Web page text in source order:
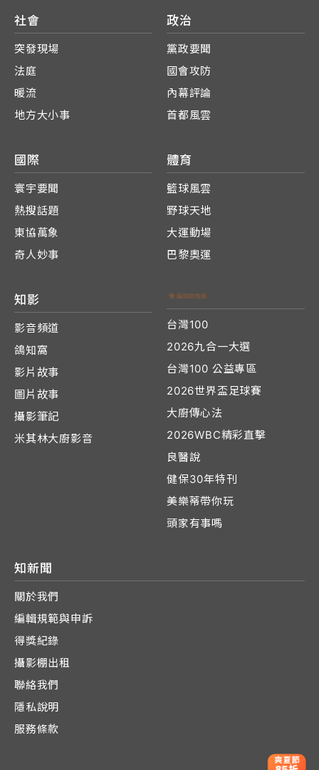
社會
突發現場
法庭
暖流
地方大小事
政治
黨政要聞
國會攻防
內幕評論
首都風雲
國際
寰宇要聞
熱搜話題
東協萬象
奇人妙事
體育
籃球風雲
野球天地
大運動場
巴黎奧運
知影
影音頻道
鴿知窩
影片故事
圖片故事
攝影筆記
米其林大廚影音
台灣100
2026九合一大選
台灣100 公益專區
2026世界盃足球賽
大廚傳心法
2026WBC精彩直擊
良醫說
健保30年特刊
美樂蒂帶你玩
頭家有事嗎
知新聞
關於我們
編輯規範與申訴
得獎紀錄
攝影棚出租
聯絡我們
隱私說明
服務條款
爽夏節